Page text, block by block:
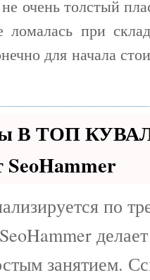
очень толстый
при
для начала
В ТОП
SeoHammer
по
SeoHammer
занятием.